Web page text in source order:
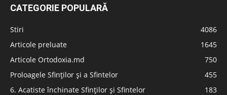
CATEGORIE POPULARĂ
Stiri
4086
Articole preluate
1645
Articole Ortodoxia.md
750
Proloagele Sfinților și a Sfintelor
455
6. Acatiste închinate Sfinților și Sfintelor
183